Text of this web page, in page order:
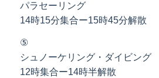
パラセーリング
14時15分集合ー15時45分解散
⑤
シュノーケリング・ダイビング
12時集合ー14時半解散